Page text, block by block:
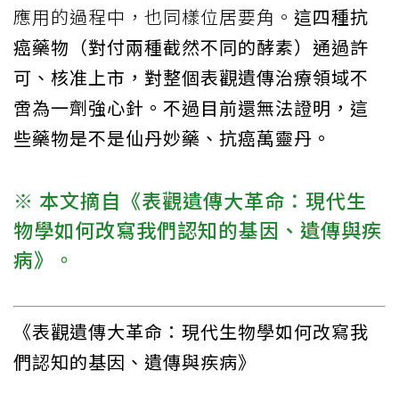
應用的過程中，也同樣位居要角。 這四種抗
癌藥物（對付兩種截然不同的酵素）通過許
可、核准上市，對整個表觀遺傳治療領域不
啻為一劑強心針。不過目前還無法證明，這
些藥物是不是仙丹妙藥、抗癌萬靈丹。
※ 本文摘自《表觀遺傳大革命：現代生
物學如何改寫我們認知的基因、遺傳與疾
病》。
《表觀遺傳大革命：現代生物學如何改寫我
們認知的基因、遺傳與疾病》